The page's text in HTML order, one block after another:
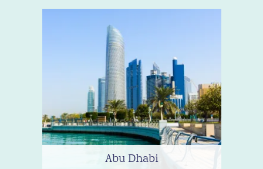
Abu Dhabi